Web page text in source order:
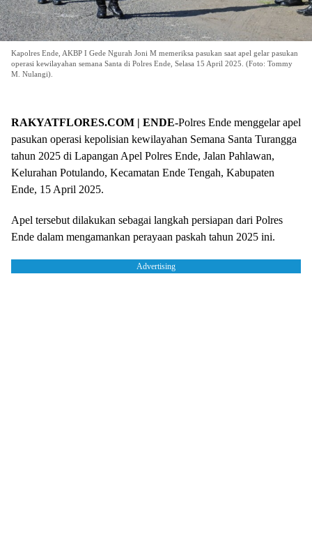
Kapolres Ende, AKBP I Gede Ngurah Joni M memeriksa pasukan saat apel gelar pasukan
operasi kewilayahan semana Santa di Polres Ende, Selasa 15 April 2025. (Foto: Tommy
M. Nulangi).
RAKYATFLORES.COM | ENDE-Polres Ende menggelar apel
pasukan operasi kepolisian kewilayahan Semana Santa Turangga
tahun 2025 di Lapangan Apel Polres Ende, Jalan Pahlawan,
Kelurahan Potulando, Kecamatan Ende Tengah, Kabupaten
Ende, 15 April 2025.
Apel tersebut dilakukan sebagai langkah persiapan dari Polres
Ende dalam mengamankan perayaan paskah tahun 2025 ini.
Advertising